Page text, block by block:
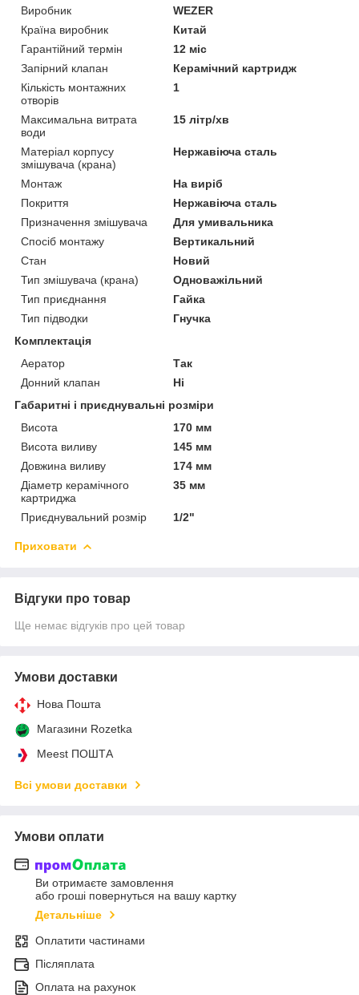
Виробник
WEZER
Країна виробник
Китай
Гарантійний термін
12 міс
Запірний клапан
Керамічний картридж
Кількість монтажних
отворів
1
Максимальна витрата
води
15 літр/хв
Матеріал корпусу
змішувача (крана)
Нержавіюча сталь
Монтаж
На виріб
Покриття
Нержавіюча сталь
Призначення змішувача
Для умивальника
Спосіб монтажу
Вертикальний
Стан
Новий
Тип змішувача (крана)
Одноважільний
Тип приєднання
Гайка
Тип підводки
Гнучка
Комплектація
Аератор
Так
Донний клапан
Ні
Габаритні і приєднувальні розміри
Висота
170 мм
Висота виливу
145 мм
Довжина виливу
174 мм
Діаметр керамічного
картриджа
35 мм
Приєднувальний розмір 1/2"
Приховати
Відгуки про товар
Ще немає відгуків про цей товар
Умови доставки
Нова Пошта
Магазини Rozetka
Meest ПОШТА
Всі умови доставки
Умови оплати
Ви отримаєте замовлення
або гроші повернуться на вашу картку
Детальніше
Оплатити частинами
Післяплата
Оплата на рахунок